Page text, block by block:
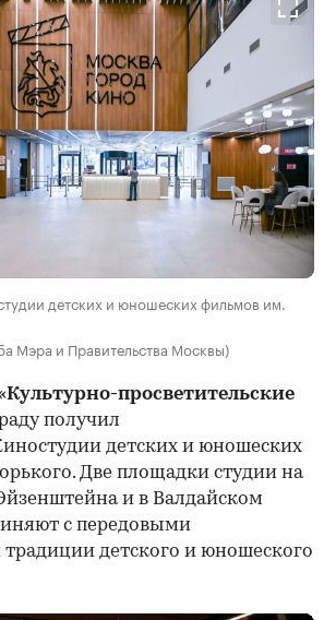
детских и юношеских фильмов им.
Мэра и Правительства Москвы)
просветительские
получил
детских и юношеских
Две площадки студии на
и в Валдайском
с передовыми
детского и юношеского